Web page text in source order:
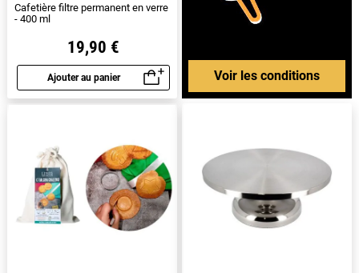
Cafetière filtre permanent en verre
- 400 ml
19,90 €
Ajouter au panier
Aperçu rapide
Voir les conditions